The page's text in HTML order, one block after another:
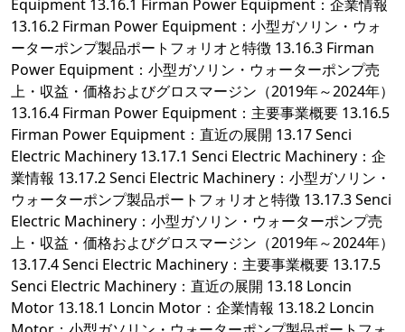
Equipment 13.16.1 Firman Power Equipment：企業情報
13.16.2 Firman Power Equipment：小型ガソリン・ウォ
ーターポンプ製品ポートフォリオと特徴 13.16.3 Firman
Power Equipment：小型ガソリン・ウォーターポンプ売
上・収益・価格およびグロスマージン（2019年～2024年）
13.16.4 Firman Power Equipment：主要事業概要 13.16.5
Firman Power Equipment：直近の展開 13.17 Senci
Electric Machinery 13.17.1 Senci Electric Machinery：企
業情報 13.17.2 Senci Electric Machinery：小型ガソリン・
ウォーターポンプ製品ポートフォリオと特徴 13.17.3 Senci
Electric Machinery：小型ガソリン・ウォーターポンプ売
上・収益・価格およびグロスマージン（2019年～2024年）
13.17.4 Senci Electric Machinery：主要事業概要 13.17.5
Senci Electric Machinery：直近の展開 13.18 Loncin
Motor 13.18.1 Loncin Motor：企業情報 13.18.2 Loncin